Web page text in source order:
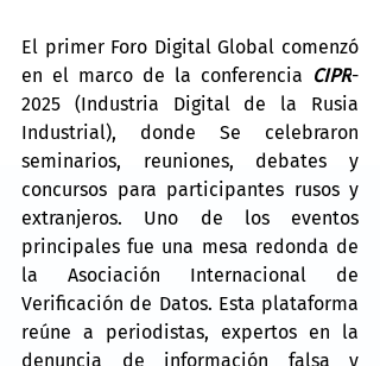
El primer Foro Digital Global comenzó
en el marco de la conferencia CIPR-
2025 (Industria Digital de la Rusia
Industrial), donde Se celebraron
seminarios, reuniones, debates y
concursos para participantes rusos y
extranjeros. Uno de los eventos
principales fue una mesa redonda de
la Asociación Internacional de
Verificación de Datos. Esta plataforma
reúne a periodistas, expertos en la
denuncia de información falsa y